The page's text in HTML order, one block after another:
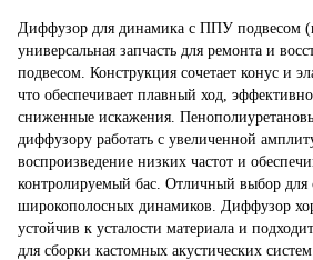
Диффузор для динамика с ППУ подвесом
универсальная запчасть для ремонта и
подвесом. Конструкция сочетает конус и
что обеспечивает плавный ход,
сниженные искажения.
диффузору работать с увеличенной
воспроизведение низких частот и
контролируемый бас. Отличный выбор
широкополосных динамиков. Диффузор
устойчив к усталости материала и
для сборки кастомных акустических систем.